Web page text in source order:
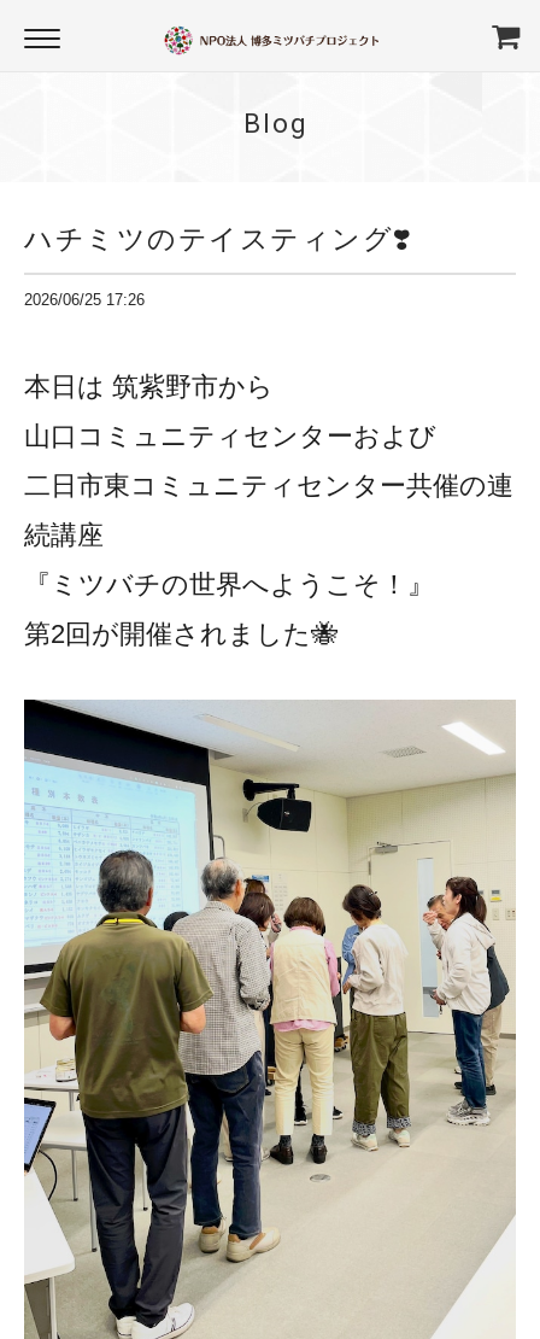
Blog
ハチミツのテイスティング❣️
2026/06/25 17:26
本日は 筑紫野市から
山口コミュニティセンターおよび
二日市東コミュニティセンター共催の連
続講座
『ミツバチの世界へようこそ！』
第2回が開催されました🐝